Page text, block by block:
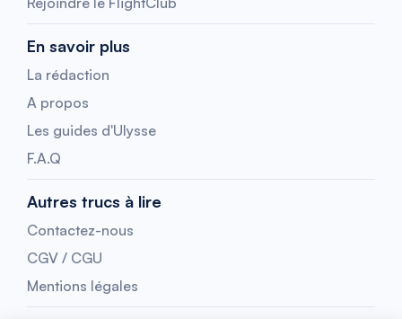
En savoir plus
La rédaction
A propos
Les guides d'Ulysse
F.A.Q
Autres trucs à lire
Contactez-nous
CGV / CGU
Mentions légales